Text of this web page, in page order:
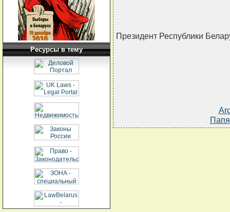
Ресурсы в тему
Президент Республики